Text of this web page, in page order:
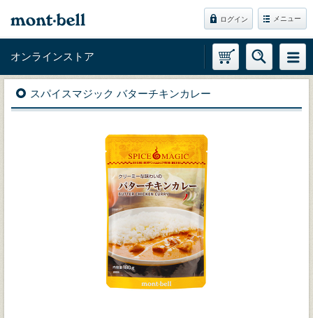
ログイン メニュー
オンラインストア
スパイスマジック バターチキンカレー